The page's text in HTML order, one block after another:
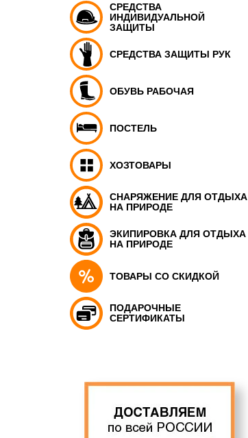
СРЕДСТВА
ИНДИВИДУАЛЬНОЙ
ЗАЩИТЫ
СРЕДСТВА ЗАЩИТЫ РУК
ОБУВЬ РАБОЧАЯ
ПОСТЕЛЬ
ХОЗТОВАРЫ
СНАРЯЖЕНИЕ ДЛЯ ОТДЫХА
НА ПРИРОДЕ
ЭКИПИРОВКА ДЛЯ ОТДЫХА
НА ПРИРОДЕ
ТОВАРЫ СО СКИДКОЙ
ПОДАРОЧНЫЕ
СЕРТИФИКАТЫ